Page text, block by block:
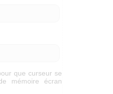
que curseur se
mémoire écran